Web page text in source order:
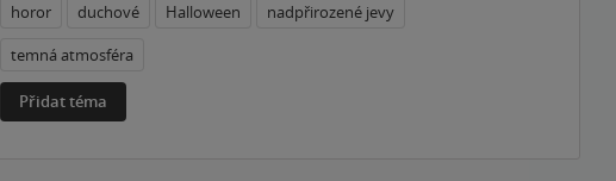
horor duchové Halloween
nadpřirozené jevy
temná atmosféra
Přidat téma